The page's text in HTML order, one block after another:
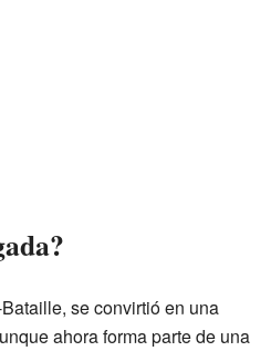
se convirtió en una
ahora forma parte de una